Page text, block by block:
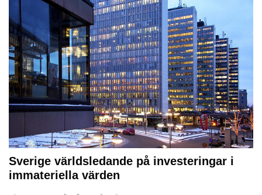
Sverige världsledande på investeringar i
immateriella värden